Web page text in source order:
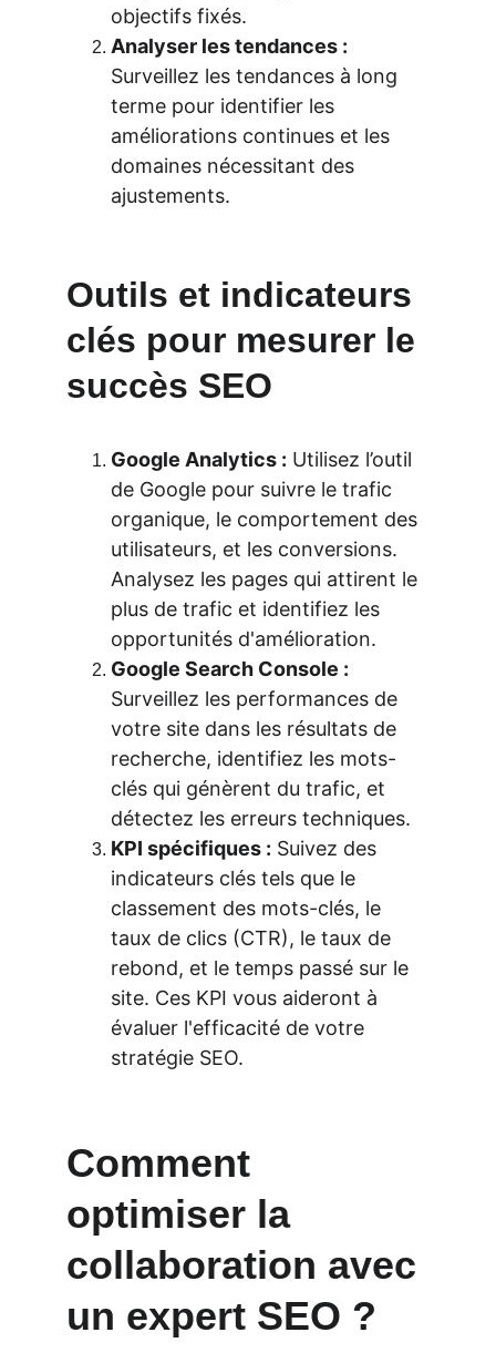
objectifs fixés.
Analyser les tendances :
Surveillez les tendances à long
terme pour identifier les
améliorations continues et les
domaines nécessitant des
ajustements.
Outils et indicateurs
clés pour mesurer le
succès SEO
Google Analytics : Utilisez l’outil
de Google pour suivre le trafic
organique, le comportement des
utilisateurs, et les conversions.
Analysez les pages qui attirent le
plus de trafic et identifiez les
opportunités d'amélioration.
Google Search Console :
Surveillez les performances de
votre site dans les résultats de
recherche, identifiez les mots-
clés qui génèrent du trafic, et
détectez les erreurs techniques.
KPI spécifiques : Suivez des
indicateurs clés tels que le
classement des mots-clés, le
taux de clics (CTR), le taux de
rebond, et le temps passé sur le
site. Ces KPI vous aideront à
évaluer l'efficacité de votre
stratégie SEO.
Comment
optimiser la
collaboration avec
un expert SEO ?